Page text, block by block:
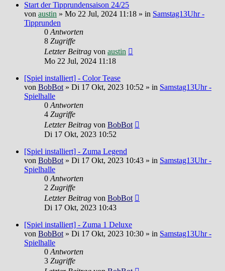
Start der Tipprundensaison 24/25
von austin » Mo 22 Jul, 2024 11:18 » in Samstag13Uhr -
Tipprunden
0Antworten
8 Zugriffe
Letzter Beitrag von austin
Mo 22 Jul, 2024 11:18
[Spiel installiert] - Color Tease
von BobBot» Di 17 Okt, 2023 10:52 » in Samstag13Uhr -
Spielhalle
0Antworten
4 Zugriffe
Letzter Beitrag von BobBot
Di 17 Okt, 2023 10:52
[Spiel installiert] - Zuma Legend
von BobBot» Di 17 Okt, 2023 10:43 » in Samstag13Uhr -
Spielhalle
0Antworten
2 Zugriffe
Letzter Beitrag von BobBot
Di 17 Okt, 2023 10:43
[Spiel installiert] - Zuma 1 Deluxe
von BobBot» Di 17 Okt, 2023 10:30 » in Samstag13Uhr -
Spielhalle
0Antworten
3 Zugriffe